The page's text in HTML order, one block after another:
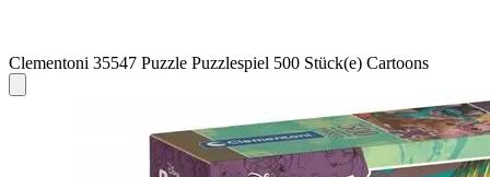
Clementoni 35547 Puzzle Puzzlespiel 500 Stück(e) Cartoons